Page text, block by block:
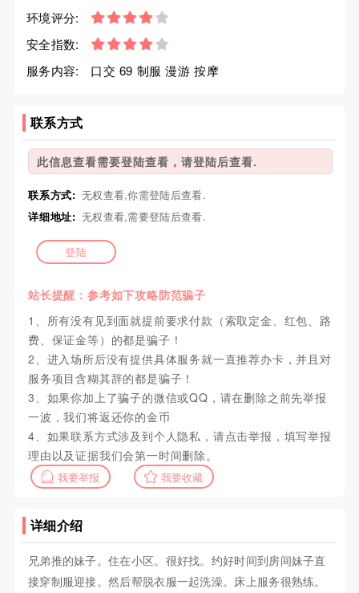
环境评分:
安全指数:
服务内容:
口交 69 制服 漫游 按摩
联系方式
此信息查看需要登陆查看，请登陆后查看.
联系方式: 无权查看,你需登陆后查看.
详细地址: 无权查看,需要登陆后查看.
登陆
站长提醒：参考如下攻略防范骗子
1、所有没有见到面就提前要求付款（索取定金、红包、路
费、保证金等）的都是骗子！
2、进入场所后没有提供具体服务就一直推荐办卡，并且对
服务项目含糊其辞的都是骗子！
3、如果你加上了骗子的微信或QQ，请在删除之前先举报
一波，我们将返还你的金币
4、如果联系方式涉及到个人隐私，请点击举报，填写举报
理由以及证据我们会第一时间删除。
我要举报 我要收藏
详细介绍
兄弟推的妹子。住在小区。很好找。约好时间到房间妹子直
接穿制服迎接。然后帮脱衣服一起洗澡。床上服务很熟练。